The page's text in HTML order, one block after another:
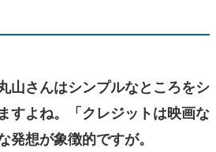
さんはシンプルなところをシ
すよね。「クレジットは映画な
発想が象徴的ですが。